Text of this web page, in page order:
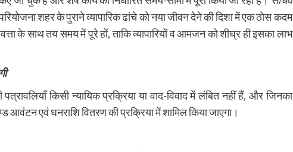
शहर के पुराने व्यापारिक ढांचे को नया जीवन देने की दिशा में एक ठोस कदम
के साथ तय समय में पूरे हों, ताकि व्यापारियों व आमजन को शीघ्र ही इसका लाभ
किसी न्यायिक प्रक्रिया या वाद-विवाद में लंबित नहीं हैं, और जिनका
आवंटन एवं धनराशि वितरण की प्रक्रिया में शामिल किया जाएगा।